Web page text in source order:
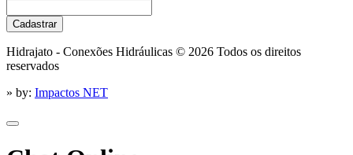
Hidrajato - Conexões Hidráulicas © 2026 Todos os direitos
reservados
» by: Impactos NET